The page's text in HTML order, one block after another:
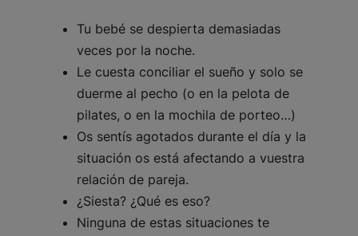
Tu bebé se despierta demasiadas
veces por la noche.
Le cuesta conciliar el sueño y solo se
duerme al pecho (o en la pelota de
pilates, o en la mochila de porteo…)
Os sentís agotados durante el día y la
situación os está afectando a vuestra
relación de pareja.
¿Siesta? ¿Qué es eso?
Ninguna de estas situaciones te